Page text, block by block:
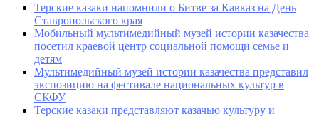
Терские казаки напомнили о Битве за Кавказ на День
Ставропольского края
Мобильный мультимедийный музей истории казачества
посетил краевой центр социальной помощи семье и
детям
Мультимедийный музей истории казачества представил
экспозицию на фестивале национальных культур в
СКФУ
Терские казаки представляют казачью культуру и